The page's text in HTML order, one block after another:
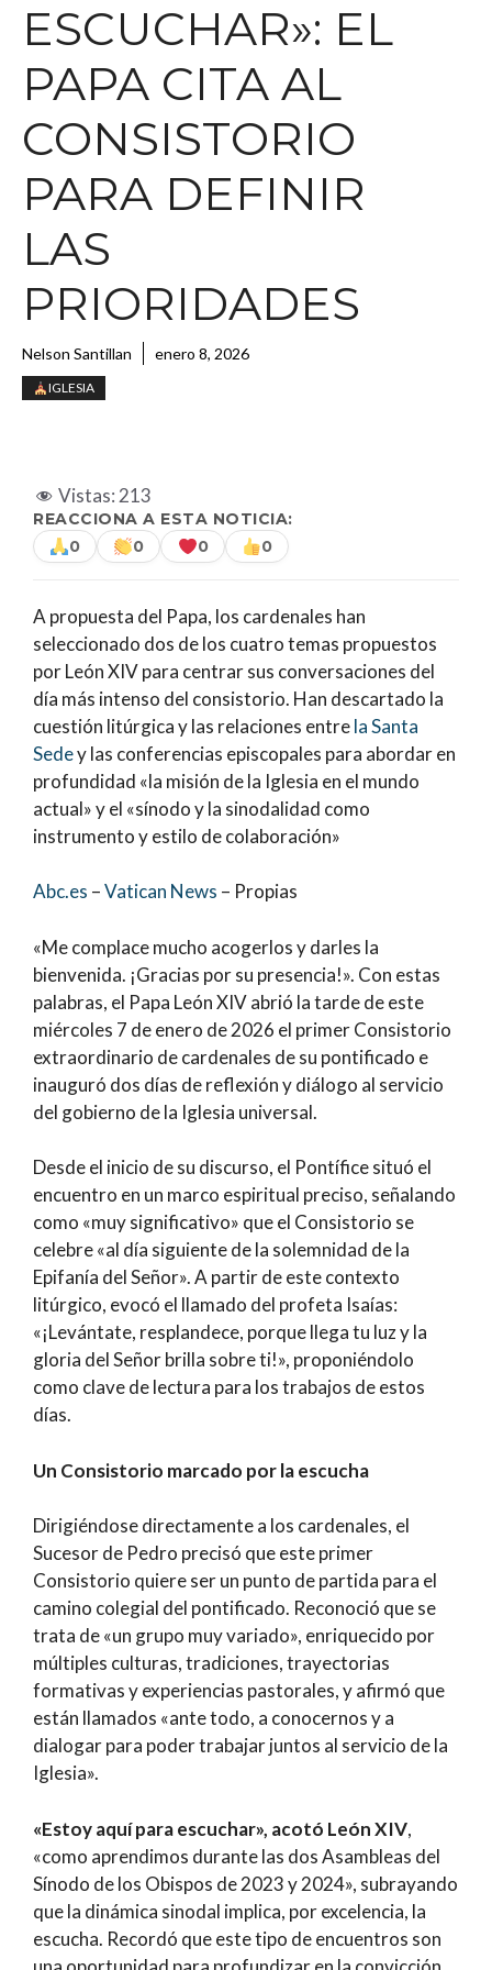
ESCUCHAR»: EL
PAPA CITA AL
CONSISTORIO
PARA DEFINIR
LAS
PRIORIDADES
Nelson Santillan enero 8, 2026
IGLESIA
Vistas: 213
REACCIONA A ESTA NOTICIA:
0
0 0 0
A propuesta del Papa, los cardenales han
seleccionado dos de los cuatro temas propuestos
por León XIV para centrar sus conversaciones del
día más intenso del consistorio. Han descartado la
cuestión litúrgica y las relaciones entrela Santa
Sedey las conferencias episcopales para abordar en
profundidad «la misión de la Iglesia en el mundo
actual» y el «sínodo y la sinodalidad como
instrumento y estilo de colaboración»
Abc.es –Vatican News – Propias
«Me complace mucho acogerlos y darles la
bienvenida. ¡Gracias por su presencia!». Con estas
palabras, el Papa León XIV abrió la tarde de este
miércoles 7 de enero de 2026 el primer Consistorio
extraordinario de cardenales de su pontificado e
inauguró dos días de reflexión y diálogo al servicio
del gobierno de la Iglesia universal.
Desde el inicio de su discurso, el Pontífice situó el
encuentro en un marco espiritual preciso, señalando
como «muy significativo» que el Consistorio se
celebre «al día siguiente de la solemnidad de la
Epifanía del Señor». A partir de este contexto
litúrgico, evocó el llamado del profeta Isaías:
«¡Levántate, resplandece, porque llega tu luz y la
gloria del Señor brilla sobre ti!», proponiéndolo
como clave de lectura para los trabajos de estos
días.
Un Consistorio marcado por la escucha
Dirigiéndose directamente a los cardenales, el
Sucesor de Pedro precisó que este primer
Consistorio quiere ser un punto de partida para el
camino colegial del pontificado. Reconoció que se
trata de «un grupo muy variado», enriquecido por
múltiples culturas, tradiciones, trayectorias
formativas y experiencias pastorales, y afirmó que
están llamados «ante todo, a conocernos y a
dialogar para poder trabajar juntos al servicio de la
Iglesia».
«Estoy aquí para escuchar», acotó León XIV,
«como aprendimos durante las dos Asambleas del
Sínodo de los Obispos de 2023 y 2024», subrayando
que la dinámica sinodal implica, por excelencia, la
escucha. Recordó que este tipo de encuentros son